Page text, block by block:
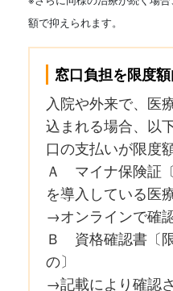
額で抑えられます。
窓口負担を限度
入院や外来で、医
込まれる場合、以
口の支払いが限度
Ａ マイナ保険証
を導入している医
→オンラインで確
Ｂ 資格確認書〔
の〕
→記載により確認さ